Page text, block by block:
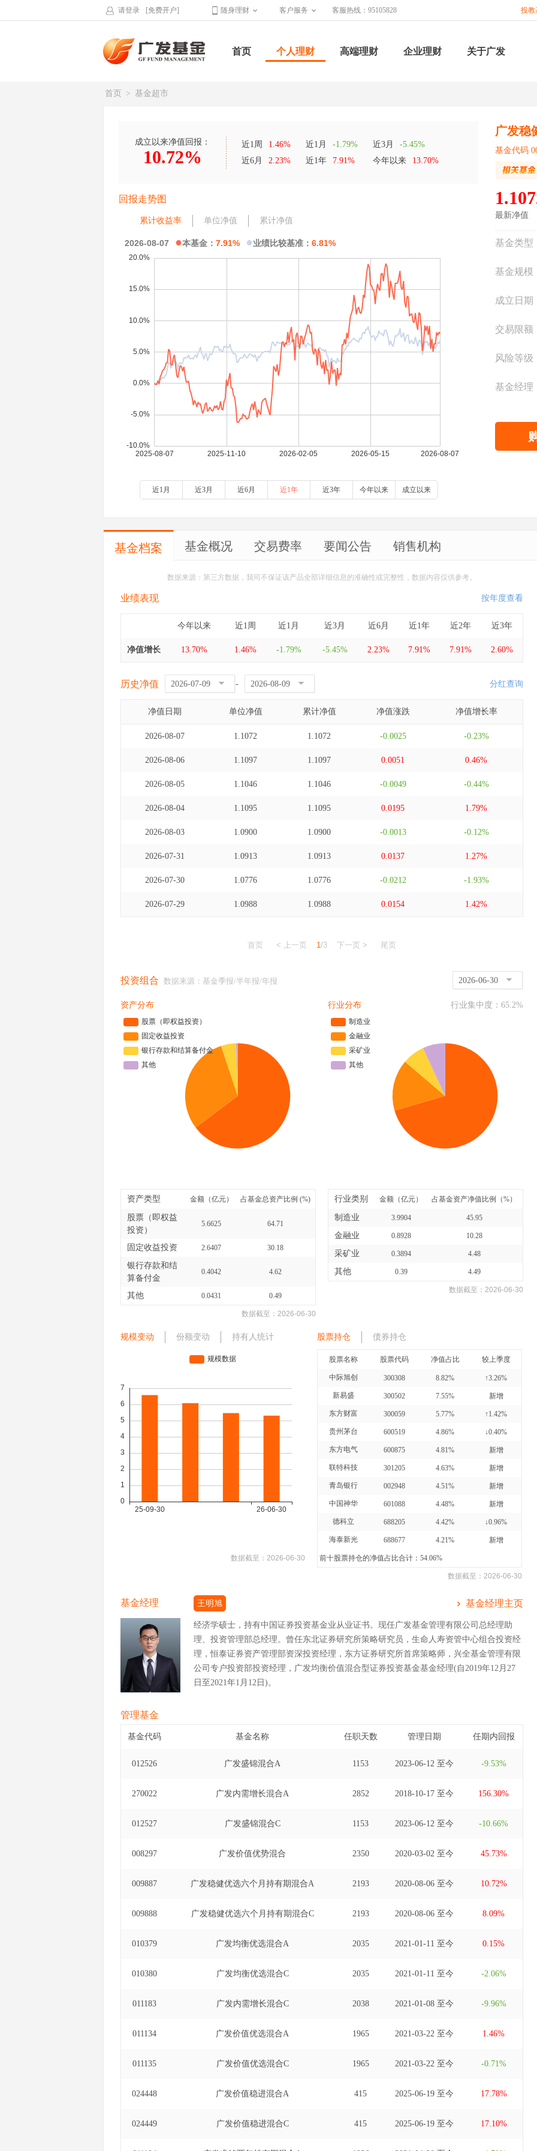
请登录 [免费开户] 随身理财 客户服务 客服热线：95105828 投教
首页 个人理财 高端理财 企业理财 关于广发
首页 > 基金超市
成立以来净值回报：
10.72%
近1周 1.46% 近1月 -1.79% 近3月
-5.45%
近6月
2.23% 近1年 7.91% 今年以来 13.70%
回报走势图
累计收益率 单位净值 累计净值
2026-08-07 ●本基金： 7.91% ●业绩比较基准： 6.81%
近1月 近3月 近6月 近1年 近3年 今年以来 成立以来
广发稳
基金代码
最新净值
基金类型
基金规模
成立日期
交易限额
风险等级
基金经理
基金档案 基金概况 交易费率 要闻公告 销售机构
数据来源：第三方数据，我司不保证该产品全部详细信息的准确性或完整性，数据内容仅供参考。
业绩表现 按年度查看
今年以来 近1周 近1月 近3月 近6月 近1年 近2年 近3年
净值增长 13.70% 1.46% -1.79% -5.45% 2.23% 7.91% 7.91% 2.60%
历史净值 - 分红查询
净值日期 单位净值 累计净值 净值涨跌 净值增长率
2026-08-07 1.1072 1.1072 -0.0025 -0.23%
2026-08-06 1.1097 1.1097 0.0051 0.46%
2026-08-05 1.1046 1.1046 -0.0049 -0.44%
2026-08-04 1.1095 1.1095 0.0195 1.79%
2026-08-03 1.0900 1.0900 -0.0013 -0.12%
2026-07-31 1.0913 1.0913 0.0137 1.27%
2026-07-30 1.0776 1.0776 -0.0212 -1.93%
2026-07-29 1.0988 1.0988 0.0154 1.42%
首页 < 上一页 1/3 下一页 > 尾页
投资组合 数据来源：基金季报/半年报/年报 2026-06-30
资产分布
资产类型 金额（亿元） 占基金总资产比例 (%)
股票（即权益
投资）
5.6625 64.71
固定收益投资 2.6407 30.18
银行存款和结
算备付金
0.4042 4.62
其他 0.0431 0.49
数据截至： 2026-06-30
行业分布 行业集中度： 65.2%
行业类别 金额（亿元） 占基金资产净值比例（%）
制造业 3.9904 45.95
金融业 0.8928 10.28
采矿业 0.3894 4.48
其他 0.39 4.49
数据截至： 2026-06-30
规模变动 份额变动 持有人统计
数据截至： 2026-06-30
股票持仓 债券持仓
股票名称 股票代码 净值占比 较上季度
中际旭创 300308 8.82% ↑3.26%
新易盛 300502 7.55% 新增
东方财富 300059 5.77% ↑1.42%
贵州茅台 600519 4.86% ↓0.40%
东方电气 600875 4.81% 新增
联特科技 301205 4.63% 新增
青岛银行 002948 4.51% 新增
中国神华 601088 4.48% 新增
德科立 688205 4.42% ↓0.96%
海泰新光 688677 4.21% 新增
前十股票持仓的净值占比合计：54.06%
数据截至： 2026-06-30
基金经理 王明旭 基金经理主页
经济学硕士，持有中国证券投资基金业从业证书。现任广发基金管理有限公司总经理助
理、投资管理部总经理。曾任东北证券研究所策略研究员，生命人寿资管中心组合投资经
理，恒泰证券资产管理部资深投资经理，东方证券研究所首席策略师，兴全基金管理有限
公司专户投资部投资经理，广发均衡价值混合型证券投资基金基金经理(自2019年12月27
日至2021年1月12日)。
管理基金
基金代码 基金名称 任职天数 管理日期 任期内回报
012526 广发盛锦混合A 1153 2023-06-12 至今 -9.53%
270022 广发内需增长混合A 2852 2018-10-17 至今 156.30%
012527 广发盛锦混合C 1153 2023-06-12 至今 -10.66%
008297 广发价值优势混合 2350 2020-03-02 至今 45.73%
009887 广发稳健优选六个月持有期混合A 2193 2020-08-06 至今 10.72%
009888 广发稳健优选六个月持有期混合C 2193 2020-08-06 至今 8.09%
010379 广发均衡优选混合A 2035 2021-01-11 至今 0.15%
010380 广发均衡优选混合C 2035 2021-01-11 至今 -2.06%
011183 广发内需增长混合C 2038 2021-01-08 至今 -9.96%
011134 广发价值优选混合A 1965 2021-03-22 至今 1.46%
011135 广发价值优选混合C 1965 2021-03-22 至今 -0.71%
024448 广发价值稳进混合A 415 2025-06-19 至今 17.78%
024449 广发价值稳进混合C 415 2025-06-19 至今 17.10%